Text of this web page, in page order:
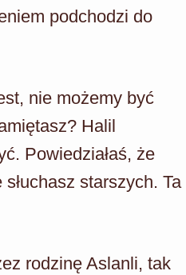
podchodzi do
nie możemy być
Halil
Powiedziałaś, że
starszych. Ta
rodzinę Aslanli, tak